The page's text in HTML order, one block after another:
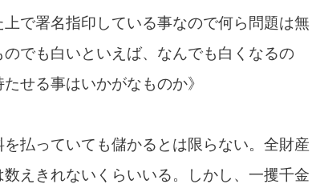
で署名指印している事なので何ら問題は無
でも白いといえば、なんでも白くなるの
せる事はいかがなものか》
払っていても儲かるとは限らない。全財産
えきれないくらいいる。しかし、一攫千金